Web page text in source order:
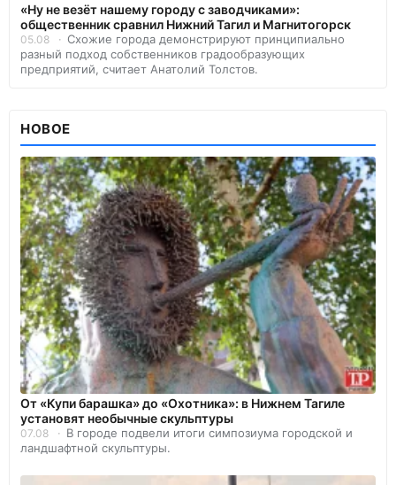
«Ну не везёт нашему городу с заводчиками»:
общественник сравнил Нижний Тагил и Магнитогорск
05.08
Схожие города демонстрируют принципиально
разный подход собственников градообразующих
предприятий, считает Анатолий Толстов.
НОВОЕ
От «Купи барашка» до «Охотника»: в Нижнем Тагиле
установят необычные скульптуры
07.08
В городе подвели итоги симпозиума городской и
ландшафтной скульптуры.